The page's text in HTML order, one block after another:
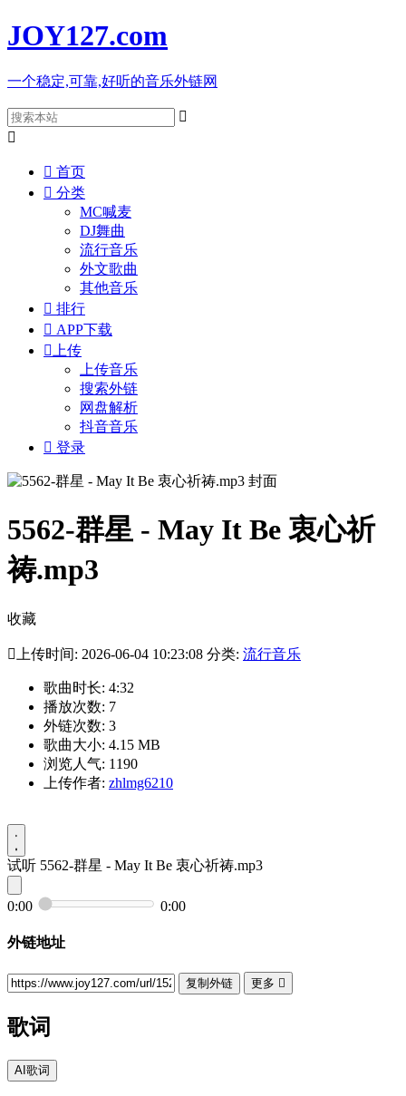
JOY127.com
一个稳定,可靠,好听的音乐外链网


 首页
 分类
MC喊麦
DJ舞曲
流行音乐
外文歌曲
其他音乐
 排行
 APP下载
 上传
上传音乐
搜索外链
网盘解析
抖音音乐
 登录
5562-群星 - May It Be 衷心祈
祷.mp3
收藏
 上传时间: 2026-06-04 10:23:08 分类: 流行音乐
歌曲时长: 4:32
播放次数: 7
外链次数: 3
歌曲大小: 4.15 MB
浏览人气: 1190
上传作者: zhlmg6210
试听 5562-群星 - May It Be 衷心祈祷.mp3
0:00 0:00
外链地址
复制外链 更多 
歌词
AI歌词